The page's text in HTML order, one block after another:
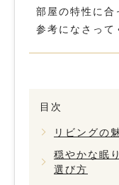
部屋の特性に合
参考になさって
目次
リビングの
穏やかな眠
選び方